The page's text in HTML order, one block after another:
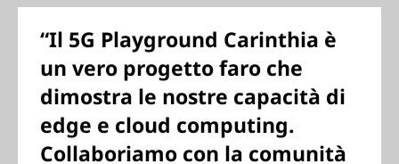
“Il 5G Playground Carinthia è
un vero progetto faro che
dimostra le nostre capacità di
edge e cloud computing.
Collaboriamo con la comunità